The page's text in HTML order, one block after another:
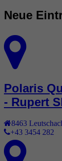
Neue
Polaris
- Rupert
8463
+43 3454 282